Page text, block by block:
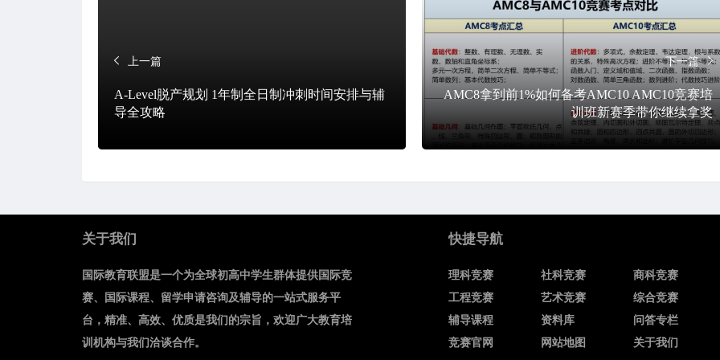
上一篇
A-Level脱产规划 1年制全日制冲刺时间安排与辅
导全攻略
下一篇
AMC8拿到前1%如何备考AMC10 AMC10竞赛培
训班新赛季带你继续拿奖
关于我们
国际教育联盟是一个为全球初高中学生群体提供国际竞
赛、国际课程、留学申请咨询及辅导的一站式服务平
台，精准、高效、优质是我们的宗旨，欢迎广大教育培
训机构与我们洽谈合作。
快捷导航
理科竞赛 社科竞赛
商科竞赛
工程竞赛
艺术竞赛
综合竞赛
辅导课程
资料库
问答专栏
竞赛官网
网站地图 关于我们